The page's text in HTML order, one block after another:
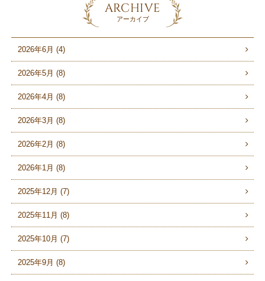
ARCHIVE
アーカイブ
2026年6月 (4)
2026年5月 (8)
2026年4月 (8)
2026年3月 (8)
2026年2月 (8)
2026年1月 (8)
2025年12月 (7)
2025年11月 (8)
2025年10月 (7)
2025年9月 (8)